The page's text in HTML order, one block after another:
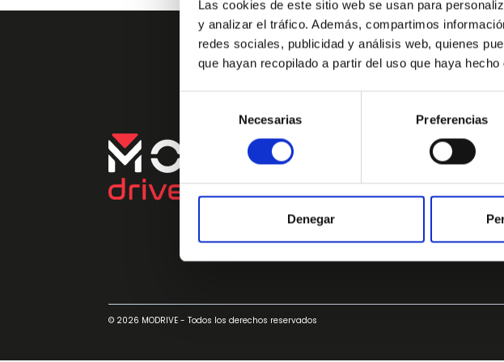
Las cookies de este sitio web se usan para
y analizar el tráfico. Además, compartimos
redes sociales, publicidad y análisis web, quienes
que hayan recopilado a partir del uso que haya
consentimiento
Necesarias Preferencias
Denegar
Comprar
Coches de segunda
Coches de segunda
© 2026 MODRIVE - Todos los derechos reservados